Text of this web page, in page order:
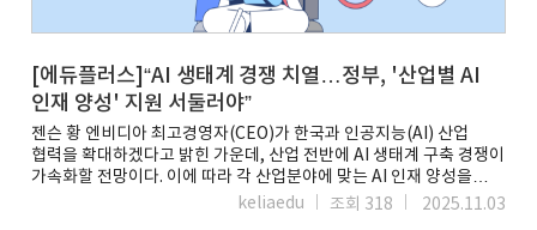
과제를 제공하며, 각 과제는 점수화 되어 학습자의 역량을 객관적으로
평가할 수 있다. AI 기반 맞춤형 학습 경로, 개인화된 학습 경험 제공
스킬 평가, 직무 역할 등을 분석해 개인별 맞춤형 학습 콘텐츠를
추천한다. 이를 통해 학습자는 자신의 수준과 목표에 최적화된 학습
경로를 따라갈 수 있으며, 시각화된 대시보드를 통해 학습 진행 상황과
성과를 실시간으로 모니터링할 수 있다. 특히 '어스파이어 저니즈
(Aspire Journeys)'라는 기능은 비즈니스와 기술 분야의 다양한
스킬을 단계별로 안내하며, 코스, 가이드, 도구, 실습이 통합된
종합적인 학습 여정을 제공한다. 스킬소프트의 체계적인 인증 학습
[에듀플러스]“AI 생태계 경쟁 치열…정부, '산업별 AI
인재 양성' 지원 서둘러야”
젠슨 황 엔비디아 최고경영자(CEO)가 한국과 인공지능(AI) 산업
협력을 확대하겠다고 밝힌 가운데, 산업 전반에 AI 생태계 구축 경쟁이
가속화할 전망이다. 이에 따라 각 산업분야에 맞는 AI 인재 양성을
위한 정부의 지원이 확대돼야 한다는 목소리가 나오고 있다.젠슨 황
keliaedu 조회 318 2025.11.03